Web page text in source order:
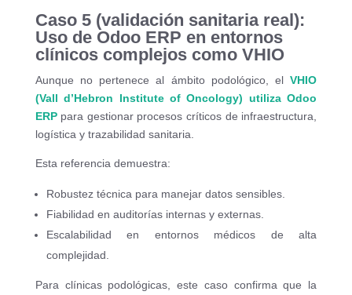
Caso 5 (validación sanitaria real):
Uso de Odoo ERP en entornos
clínicos complejos como VHIO
Aunque no pertenece al ámbito podológico, elVHIO
(Vall d’Hebron Institute of Oncology) utiliza Odoo
ERPpara gestionar procesos críticos de infraestructura,
logística y trazabilidad sanitaria.
Esta referencia demuestra:
Robustez técnica para manejar datos sensibles.
Fiabilidad en auditorías internas y externas.
Escalabilidad en entornos médicos de alta
complejidad.
Para clínicas podológicas, este caso confirma que la